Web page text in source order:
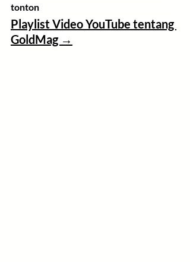
tonton
Playlist Video YouTube tentang
GoldMag →